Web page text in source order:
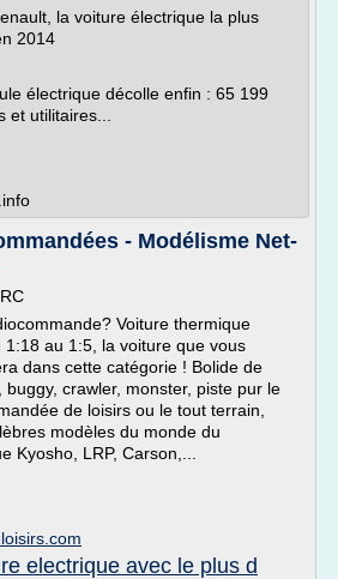
la voiture électrique la plus
2014
électrique décolle enfin : 65 199
utilitaires...
- Modélisme Net-
Voiture thermique
au 1:5, la voiture que vous
dans cette catégorie ! Bolide de
crawler, monster, piste pur le
de loisirs ou le tout terrain,
modèles du monde du
Kyosho, LRP, Carson,...
electrique avec le plus d